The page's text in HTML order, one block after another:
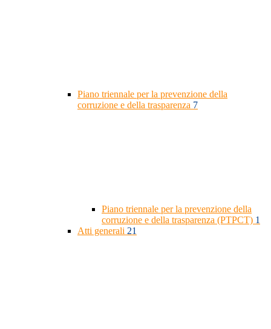
Piano triennale per la prevenzione della
corruzione e della trasparenza 7
Piano triennale per la prevenzione della
corruzione e della trasparenza (PTPCT) 1
Atti generali 21